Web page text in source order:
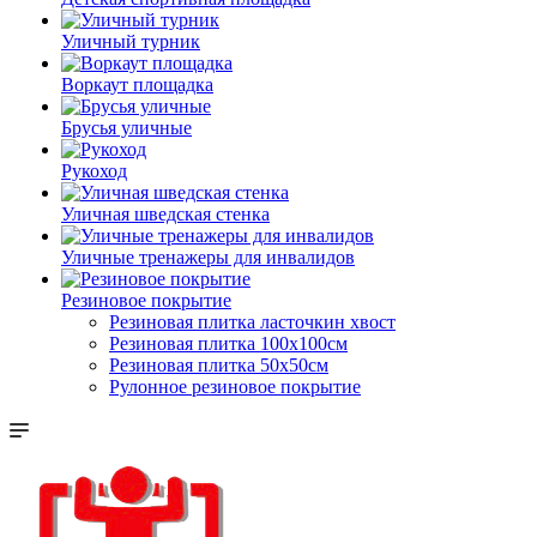
Уличный турник
Воркаут площадка
Брусья уличные
Рукоход
Уличная шведская стенка
Уличные тренажеры для инвалидов
Резиновое покрытие
Резиновая плитка ласточкин хвост
Резиновая плитка 100х100см
Резиновая плитка 50х50см
Рулонное резиновое покрытие